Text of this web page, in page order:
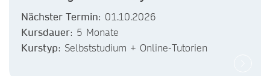
Nächster Termin: 01.10.2026
Kursdauer: 5 Monate
Kurstyp: Selbststudium + Online-Tutorien